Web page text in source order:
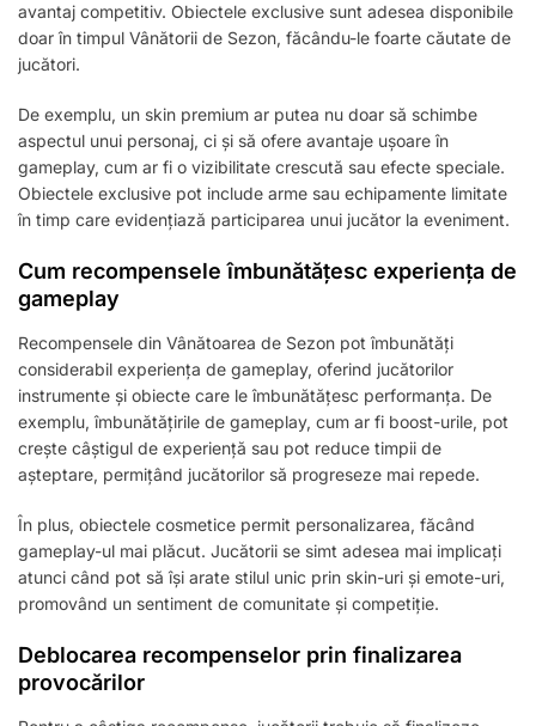
avantaj competitiv. Obiectele exclusive sunt adesea disponibile
doar în timpul Vânătorii de Sezon, făcându-le foarte căutate de
jucători.
De exemplu, un skin premium ar putea nu doar să schimbe
aspectul unui personaj, ci și să ofere avantaje ușoare în
gameplay, cum ar fi o vizibilitate crescută sau efecte speciale.
Obiectele exclusive pot include arme sau echipamente limitate
în timp care evidențiază participarea unui jucător la eveniment.
Cum recompensele îmbunătățesc experiența de
gameplay
Recompensele din Vânătoarea de Sezon pot îmbunătăți
considerabil experiența de gameplay, oferind jucătorilor
instrumente și obiecte care le îmbunătățesc performanța. De
exemplu, îmbunătățirile de gameplay, cum ar fi boost-urile, pot
crește câștigul de experiență sau pot reduce timpii de
așteptare, permițând jucătorilor să progreseze mai repede.
În plus, obiectele cosmetice permit personalizarea, făcând
gameplay-ul mai plăcut. Jucătorii se simt adesea mai implicați
atunci când pot să își arate stilul unic prin skin-uri și emote-uri,
promovând un sentiment de comunitate și competiție.
Deblocarea recompenselor prin finalizarea
provocărilor